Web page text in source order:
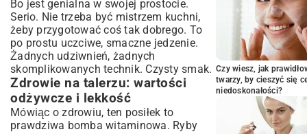
Przygotowanie ryby i warzyw: czyszczenie
i krojenie
Proces pieczenia: optymalna temperatura i
czas
Wskazówki szefa kuchni dla
perfekcyjnego dania
Wariacje na temat pieczonej ryby z
warzywami – inspiracje
Bo jest genialna w swojej prostocie.
Serio. Nie trzeba być mistrzem kuchni,
żeby przygotować coś tak dobrego. To
po prostu uczciwe, smaczne jedzenie.
Żadnych udziwnień, żadnych
skomplikowanych technik. Czysty smak.
Zdrowie na talerzu: wartości
odżywcze i lekkość
Mówiąc o zdrowiu, ten posiłek to
prawdziwa bomba witaminowa. Ryby
Czy wiesz, jak
twarzy, by cieszyć się
niedoskonałości?